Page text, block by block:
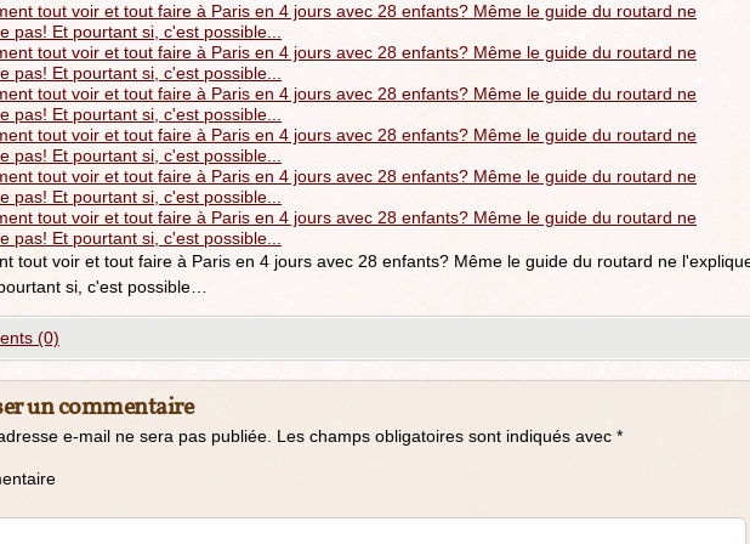
tout voir et tout faire à Paris en 4 jours avec 28 enfants? Même le guide du routard ne
si, c'est possible…
(0)
un commentaire
e-mail ne sera pas publiée. Les champs obligatoires sont indiqués avec *